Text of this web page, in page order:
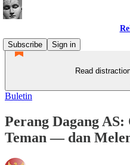
Subscribe
Sign in
Read
Buletin
Perang Dagang
Teman — dan